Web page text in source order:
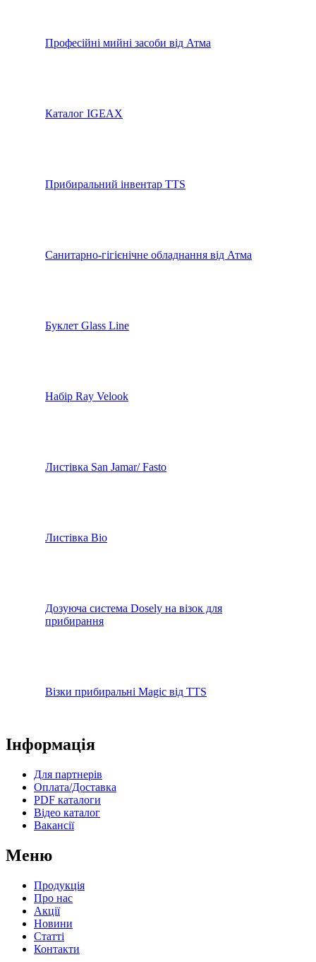
Професійні мийні засоби від Атма
Каталог IGEAX
Прибиральний інвентар TTS
Санитарно-гігієнічне обладнання від Атма
Буклет Glass Line
Набір Ray Velook
Листівка San Jamar/ Fasto
Листівка Bio
Дозуюча система Dosely на візок для
прибирання
Візки прибиральні Magic від TTS
Інформація
Для партнерів
Оплата/Доставка
PDF каталоги
Відео каталог
Вакансії
Меню
Продукція
Про нас
Акції
Новини
Статті
Контакти